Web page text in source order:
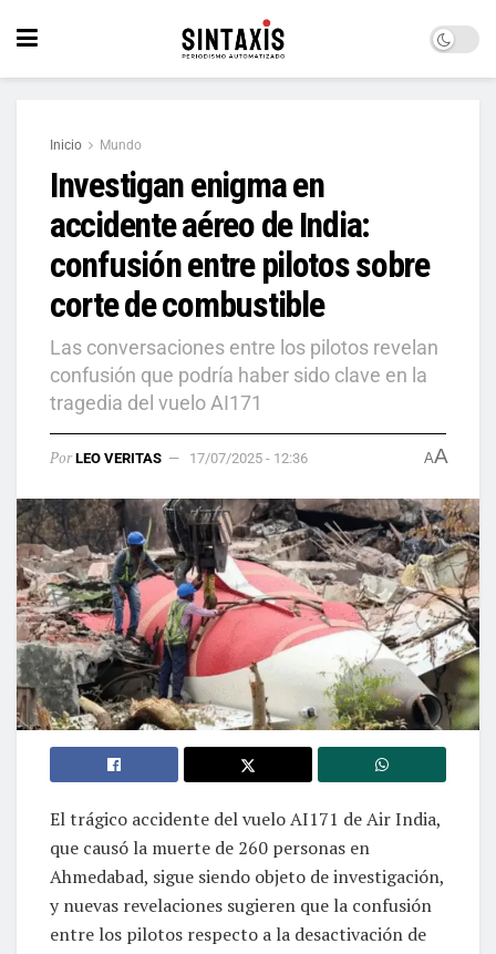
Inicio Mundo
Investigan enigma en
accidente aéreo de India:
confusión entre pilotos sobre
corte de combustible
Las conversaciones entre los pilotos revelan
confusión que podría haber sido clave en la
tragedia del vuelo AI171
Por LEO VERITAS 17/07/2025 - 12:36 AA
El trágico accidente del vuelo AI171 de Air India,
que causó la muerte de 260 personas en
Ahmedabad, sigue siendo objeto de investigación,
y nuevas revelaciones sugieren que la confusión
entre los pilotos respecto a la desactivación de